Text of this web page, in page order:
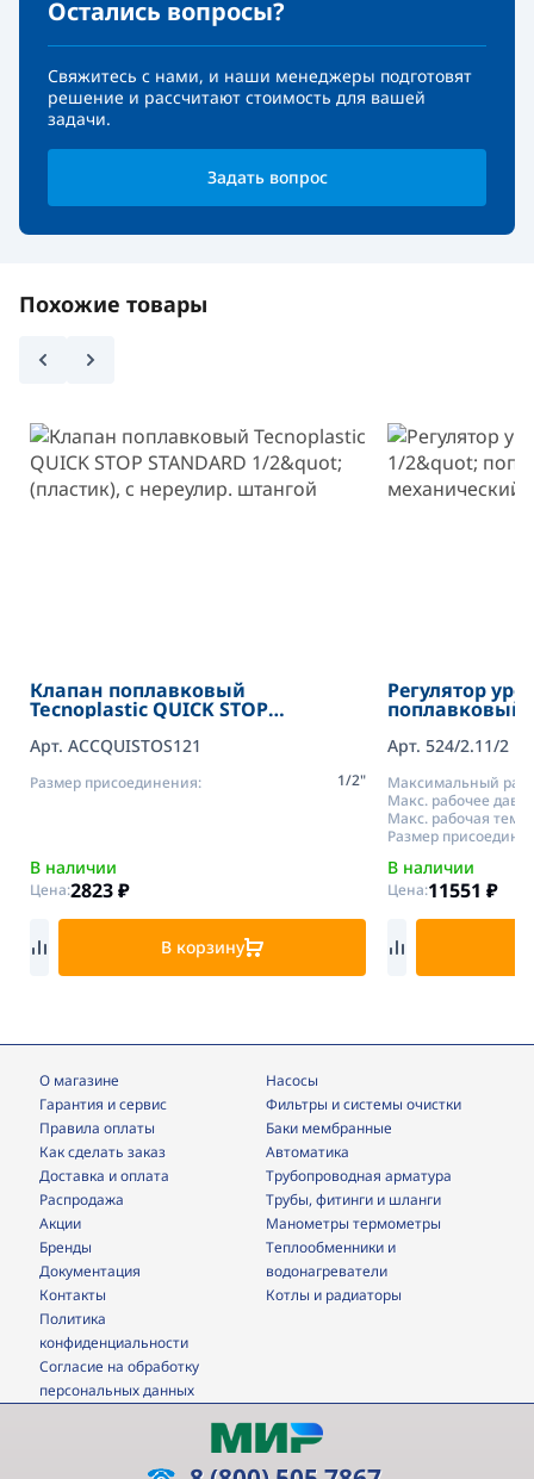
Остались вопросы?
Свяжитесь с нами, и наши менеджеры подготовят
решение и рассчитают стоимость для вашей
задачи.
Задать вопрос
Похожие товары
Клапан поплавковый
Tecnoplastic QUICK STOP
нереулир. штангой
Арт. ACCQUISTOS121
Размер присоединения: 1/2"
В наличии
Цена:2823₽
В корзину
Регулятор
поплавковый
Арт. 524/2.11/2
Максимальный
Макс. рабочее
Макс. рабочая
Размер
В наличии
Цена:11551 ₽
О магазине
Гарантия и сервис
Правила оплаты
Как сделать заказ
Доставка и оплата
Распродажа
Акции
Бренды
Документация
Контакты
Насосы
фильтры и системы очистки
Баки мембранные
Автоматика
трубопроводная арматура
трубы, фитинги и шланги
манометры термометры
теплообменники и
водонагреватели
Котлы и радиаторы
Политика
конфиденциальности
Согласие на обработку
персональных данных